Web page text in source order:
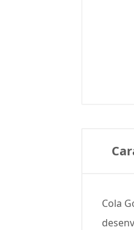
Cola